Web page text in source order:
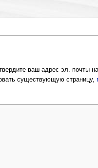
ваш адрес эл. почты
существующую страницу,